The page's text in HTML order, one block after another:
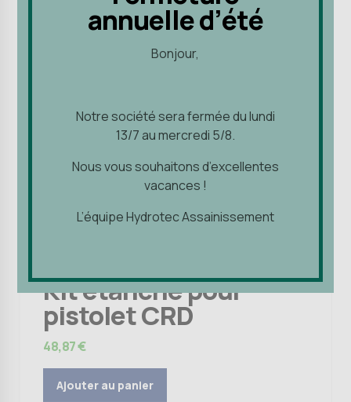
Kit étanche pour
pistolet CRD
48,87€
Ajouter au panier
annuelle d’été
Bonjour,
Notre société sera fermée du lundi
13/7 au mercredi 5/8.
Nous vous souhaitons d’excellentes
vacances !
L’équipe Hydrotec Assainissement
annuelle d’été
Bonjour,
Notre société sera fermée du lundi
13/7 au mercredi 5/8.
Nous vous souhaitons d’excellentes
vacances !
L’équipe Hydrotec Assainissement